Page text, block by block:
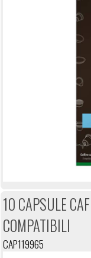
10 CAPSULE
COMPATIBILI
CAP119965